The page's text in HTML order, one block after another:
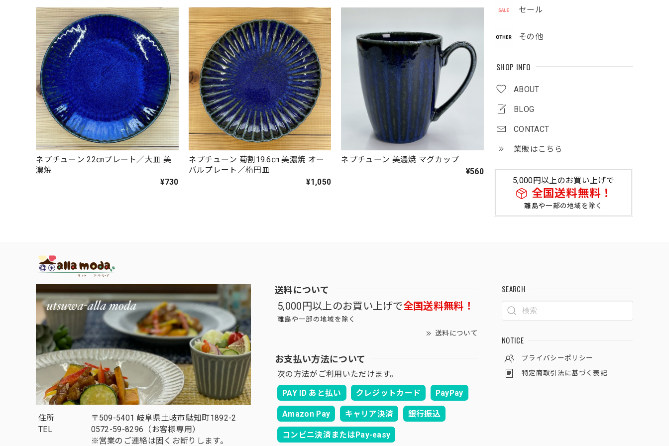
セール
その他
SHOP INFO
ABOUT
BLOG
CONTACT
業販はこちら
5,000円以上のお買い上げで
全国送料無料！
離島や一部の地域を除く
ネプチューン 22㎝プレート／大皿 美
濃焼
¥730
ネプチューン 菊割19.6㎝ 美濃焼 オー
バルプレート／楕円皿
¥1,050
ネプチューン 美濃焼 マグカップ
¥560
住所
〒509-5401 岐阜県土岐市駄知町1892-2
TEL
0572-59-8296（お客様専用）
※営業のご連絡は固くお断りします。
送料について
5,000円以上のお買い上げで全国送料無料！
離島や一部の地域を除く
送料について
お支払い方法について
次の方法がご利用いただけます。
PAY ID あと払い
クレジットカード PayPay
Amazon Pay キャリア決済 銀行振込
コンビニ決済またはPay-easy
SEARCH
NOTICE
プライバシーポリシー
特定商取引法に基づく表記